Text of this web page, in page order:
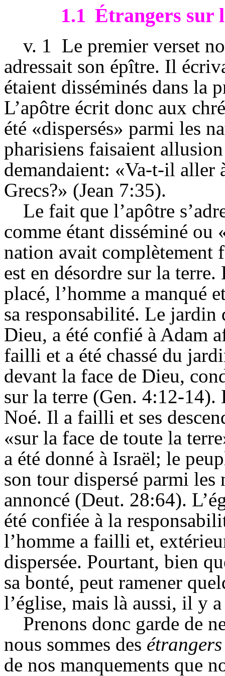
1.1 Étrangers sur
v. 1 Le premier verset
adressait son épître. Il
étaient disséminés dans la
L’apôtre écrit donc aux
été «dispersés» parmi les
pharisiens faisaient
demandaient: «Va-t-il aller
Grecs?» (Jean 7:35).
Le fait que l’apôtre
comme étant disséminé ou
nation avait complètement
est en désordre sur la
placé, l’homme a manqué
sa responsabilité. Le jardin
Dieu, a été confié à Adam
failli et a été chassé du
devant la face de Dieu,
sur la terre (Gen. 4:12-14).
Noé. Il a failli et ses
«sur la face de toute la
a été donné à Israël; le
son tour dispersé parmi
annoncé (Deut. 28:64).
été confiée à la
l’homme a failli et,
dispersée. Pourtant, bien
sa bonté, peut ramener
l’église, mais là aussi, il y
Prenons donc garde de
nous sommes des
de nos manquements que